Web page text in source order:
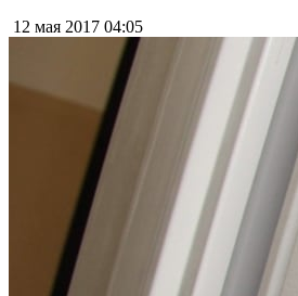
12 мая 2017 04:05